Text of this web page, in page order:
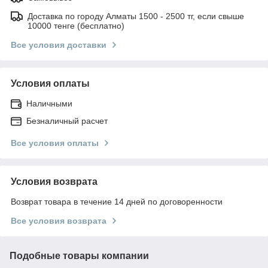
Доставка по городу Алматы 1500 - 2500 тг, если свыше
10000 тенге (бесплатно)
Все условия доставки
Условия оплаты
Наличными
Безналичный расчет
Все условия оплаты
Условия возврата
Возврат товара в течение 14 дней по договоренности
Все условия возврата
Подобные товары компании